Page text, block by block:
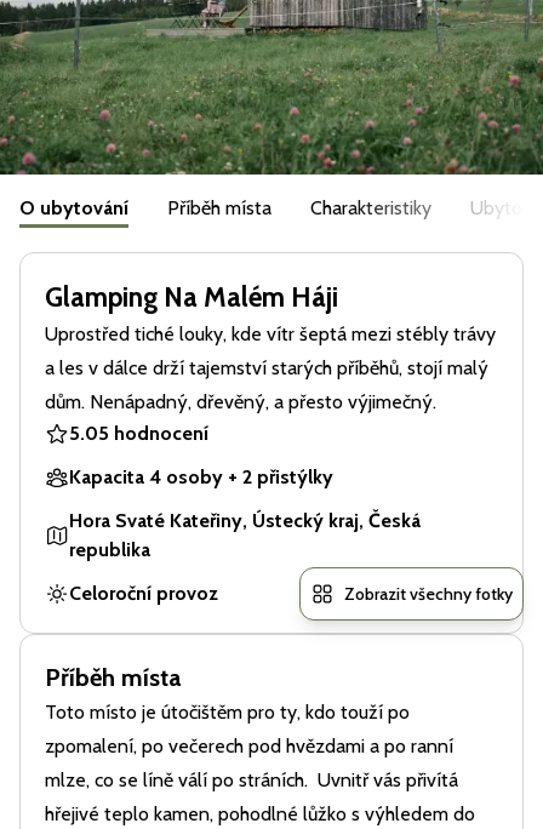
Zobrazit všechny fotky
O ubytování Příběh místa Charakteristiky
Glamping Na Malém Háji
Uprostřed tiché louky, kde vítr šeptá mezi stébly trávy
a les v dálce drží tajemství starých příběhů, stojí malý
dům. Nenápadný, dřevěný, a přesto výjimečný.
5.05 hodnocení
Kapacita 4 osoby + 2 přistýlky
Hora Svaté Kateřiny, Ústecký kraj, Česká
republika
Celoroční provoz
Příběh místa
Toto místo je útočištěm pro ty, kdo touží po
zpomalení, po večerech pod hvězdami a po ranní
mlze, co se líně válí po stráních. Uvnitř vás přivítá
hřejivé teplo kamen, pohodlné lůžko s výhledem do